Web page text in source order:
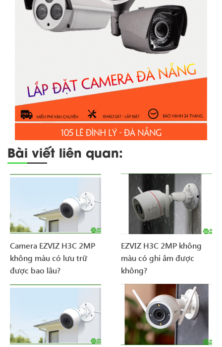
Bài viết liên quan:
Camera EZVIZ H3C 2MP
không màu có lưu trữ
được bao lâu?
EZVIZ H3C 2MP không
màu có ghi âm được
không?